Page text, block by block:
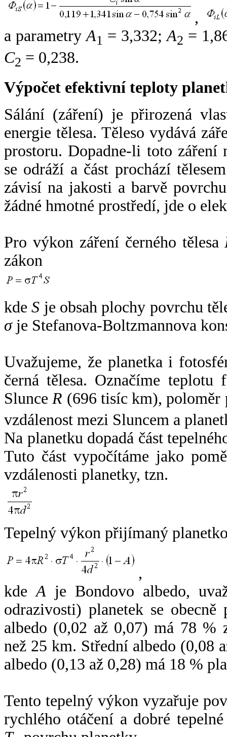
,
a parametryA1 = 3,332;A2 =
C2 = 0,238.
Výpočet efektivní teploty
Sálání (záření) je přirozená
energie tělesa. Těleso vydává
prostoru. Dopadne-li toto záření
se odráží a část prochází
závisí na jakosti a barvě
žádné hmotné prostředí, jde o
Pro výkon záření černého tělesa
zákon
kdeS je obsah plochy povrchu
σje Stefanova-Boltzmannova
Uvažujeme, že planetka i
černá tělesa. Označíme
SlunceR (696 tisíc km),
vzdálenost mezi Sluncem a
Na planetku dopadá část
Tuto část vypočítáme jako
vzdálenosti planetky, tzn.
Tepelný výkon přijímaný
,
kdeA je Bondovo albedo,
odrazivosti) planetek se
albedo (0,02 až 0,07) má 78 %
než 25 km. Střední albedo (0,08
albedo (0,13 až 0,28) má 18 %
Tento tepelný výkon vyzařuje
rychlého otáčení a dobré